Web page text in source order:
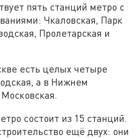
пять станций метро с
Чкаловская, Парк
Пролетарская и
есть целых четыре
а в Нижнем
состоит из 15 станций.
ещё двух: они